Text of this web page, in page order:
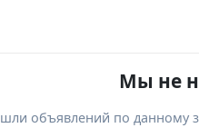
Мы не
объявлений по данному